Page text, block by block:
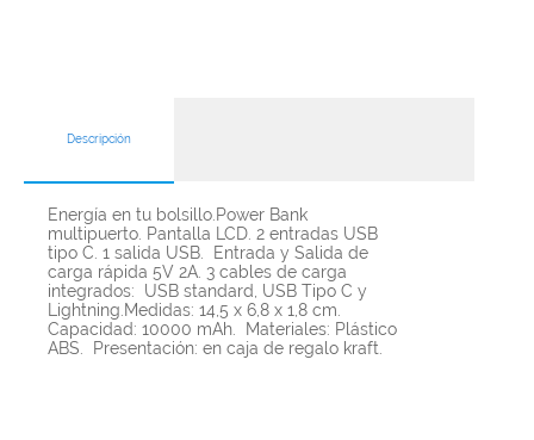
Descripción
Energía en tu bolsillo.Power Bank
multipuerto. Pantalla LCD. 2 entradas USB
tipo C. 1 salida USB. Entrada y Salida de
carga rápida 5V 2A. 3 cables de carga
integrados: USB standard, USB Tipo C y
Lightning.Medidas: 14,5 x 6,8 x 1,8 cm.
Capacidad: 10000 mAh. Materiales: Plástico
ABS. Presentación: en caja de regalo kraft.